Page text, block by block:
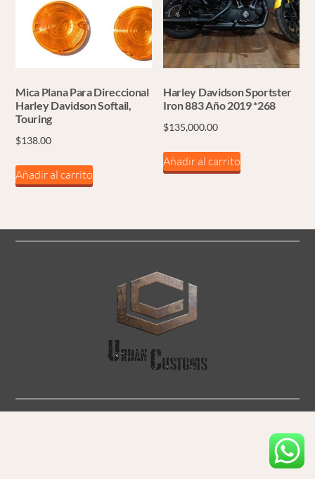
Mica Plana Para Direccional
Harley Davidson Softail,
Touring
$138.00
Añadir al carrito
Harley Davidson Sportster
Iron 883 Año 2019 *268
$135,000.00
Añadir al carrito